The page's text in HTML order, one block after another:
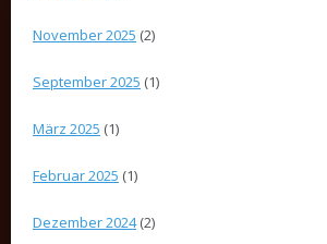
November 2025 (2)
September 2025 (1)
März 2025 (1)
Februar 2025 (1)
Dezember 2024(2)